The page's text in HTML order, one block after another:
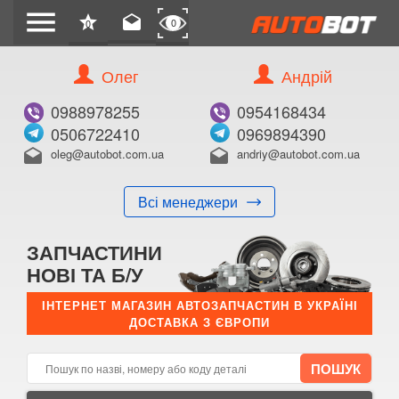
menu star
0 drafts 0
Олег
0988978255
0506722410
drafts oleg@autobot.com.ua
Всі менеджери
Андрій
0954168434
0969894390
drafts andriy@autobot.com.ua
ЗАПЧАСТИНИ
НОВІ ТА Б/У
ІНТЕРНЕТ МАГАЗИН АВТОЗАПЧАСТИН В УКРАЇНІ
ДОСТАВКА З ЄВРОПИ
КУПИТИ
Оригінальний номер:
Примітка:
E-mail:
Телефон: